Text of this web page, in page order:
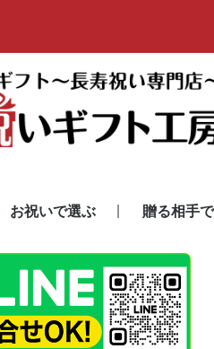
お祝いで選ぶ
還暦祝い
古希祝い
喜寿祝い
傘寿祝い
米寿祝い
その他 長寿祝い
退職祝い
敬老の日
贈る相手
男性
女性
父
母
両親
祖父
祖母
夫
妻
親戚(男)
親戚(女)
友だち(男)
友だち(女)
上司(男)
上司(女)
同僚・部下(
同僚・部下(
取引先